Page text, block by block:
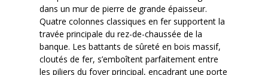
dans un mur de pierre de grande épaisseur.
Quatre colonnes classiques en fer supportent la
travée principale du rez-de-chaussée de la
banque. Les battants de sûreté en bois massif,
cloutés de fer, s’emboîtent parfaitement entre
les piliers du foyer principal, encadrant une porte